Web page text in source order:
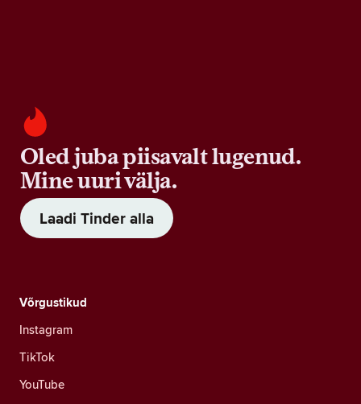
Oled juba piisavalt lugenud.
Mine uuri välja.
Laadi Tinder alla
Võrgustikud
Instagram
TikTok
YouTube